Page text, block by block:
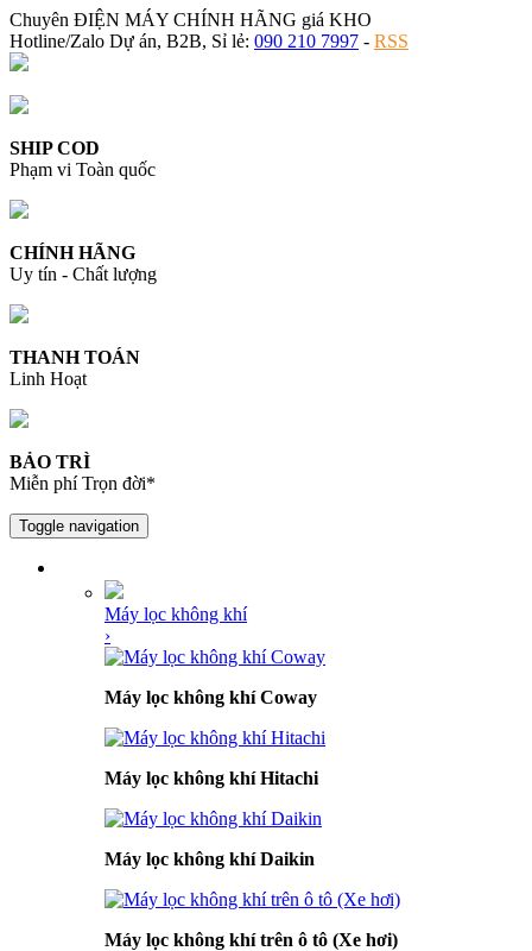
Chuyên ĐIỆN MÁY CHÍNH HÃNG giá KHO
Hotline/Zalo Dự án, B2B, Sỉ lẻ: 090 210 7997 - RSS
SHIP COD
Phạm vi Toàn quốc
CHÍNH HÃNG
Uy tín - Chất lượng
THANH TOÁN
Linh Hoạt
BẢO TRÌ
Miễn phí Trọn đời*
Toggle navigation
Máy lọc không khí
›
Máy lọc không khí Coway
Máy lọc không khí Hitachi
Máy lọc không khí Daikin
Máy lọc không khí trên ô tô (Xe hơi)